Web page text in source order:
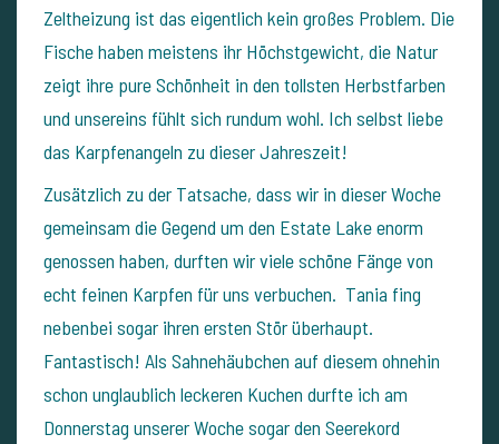
Zeltheizung ist das eigentlich kein großes Problem. Die
Fische haben meistens ihr Höchstgewicht, die Natur
zeigt ihre pure Schönheit in den tollsten Herbstfarben
und unsereins fühlt sich rundum wohl. Ich selbst liebe
das Karpfenangeln zu dieser Jahreszeit!
Zusätzlich zu der Tatsache, dass wir in dieser Woche
gemeinsam die Gegend um den Estate Lake enorm
genossen haben, durften wir viele schöne Fänge von
echt feinen Karpfen für uns verbuchen. Tania fing
nebenbei sogar ihren ersten Stör überhaupt.
Fantastisch! Als Sahnehäubchen auf diesem ohnehin
schon unglaublich leckeren Kuchen durfte ich am
Donnerstag unserer Woche sogar den Seerekord